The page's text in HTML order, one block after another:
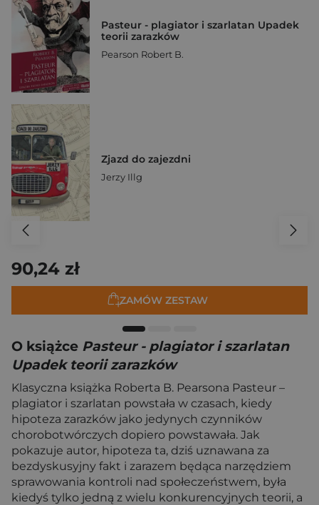
Pasteur - plagiator i szarlatan Upadek
teorii zarazków
Pearson Robert B.
Zjazd do zajezdni
Jerzy Illg
90,24 zł
ZAMÓW ZESTAW
O książce Pasteur - plagiator i szarlatan
Upadek teorii zarazków
Klasyczna książka Roberta B. Pearsona Pasteur –
plagiator i szarlatan powstała w czasach, kiedy
hipoteza zarazków jako jedynych czynników
chorobotwórczych dopiero powstawała. Jak
pokazuje autor, hipoteza ta, dziś uznawana za
bezdyskusyjny fakt i zarazem będąca narzędziem
sprawowania kontroli nad społeczeństwem, była
kiedyś tylko jedną z wielu konkurencyjnych teorii, a